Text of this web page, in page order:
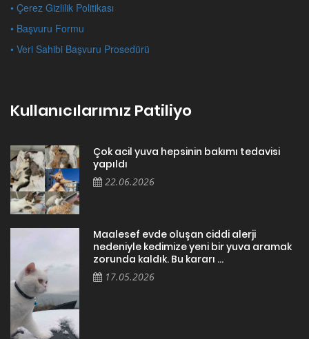
• Çerez Gizlilik Politikası
• Başvuru Formu
• Veri Sahibi Başvuru Prosedürü
Kullanıcılarımız Patiliyo
Çok acil yuva hepsinin bakımı tedavisi
yapıldı
22.06.2026
Maalesef evde oluşan ciddi alerji
nedeniyle kedimize yeni bir yuva aramak
zorunda kaldık. Bu kararı ...
17.05.2026